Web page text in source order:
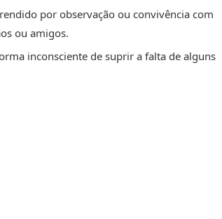
por observação ou convivência com
ou amigos.
inconsciente de suprir a falta de alguns